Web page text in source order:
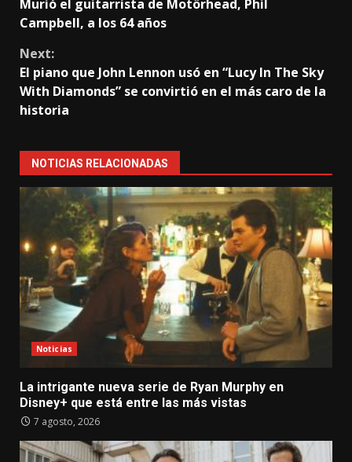
Reading
Murió el guitarrista de Motörhead, Phil
Campbell, a los 64 años
Next:
El piano que John Lennon usó en “Lucy In The Sky
With Diamonds” se convirtió en el más caro de la
historia
NOTICIAS RELACIONADAS
Noticias
La intrigante nueva serie de Ryan Murphy en
Disney+ que está entre las más vistas
7 agosto, 2026